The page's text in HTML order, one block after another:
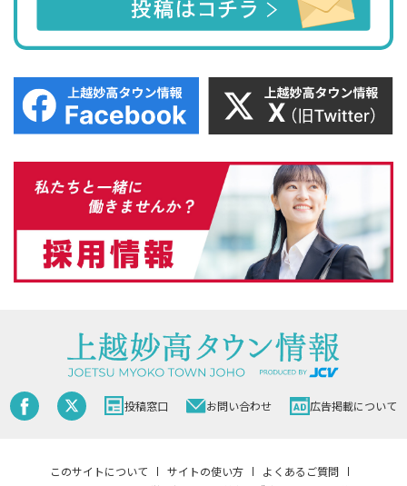
投稿窓口 お問い合わせ 広告掲載について
このサイトについて サイトの使い方
よくあるご質問